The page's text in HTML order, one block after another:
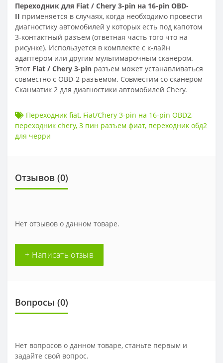
Переходник для Fiat / Chery 3-pin на 16-pin OBD-
II применяется в случаях, когда необходимо провести
диагностику автомобилей у которых есть под капотом
3-контактный разъем (ответная часть того что на
рисунке). Используется в комплекте с к-лайн
адаптером или другим мультимарочным сканером.
Этот Fiat / Chery 3-pin разъем может устанавливаться
совместно с OBD-2 разъемом. Совместим со сканером
Сканматик 2 для диагностики автомобилей Chery.
Переходник fiat, Fiat/Chery 3-pin на 16-pin OBD2,
переходник chery, 3 пин разъем фиат, переходник обд2
для черри
Отзывов (0)
Нет отзывов о данном товаре.
+ Написать отзыв
Вопросы (0)
Нет вопросов о данном товаре, станьте первым и
задайте свой вопрос.